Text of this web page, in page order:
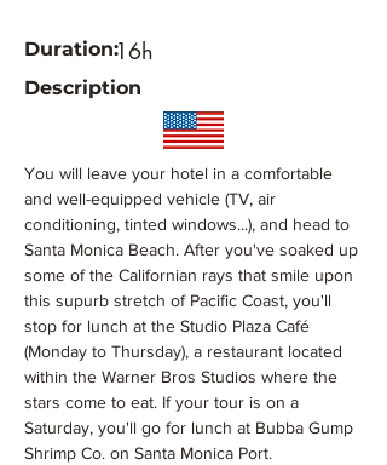
Duration:16h
Description
You will leave your hotel in a comfortable
and well-equipped vehicle (TV, air
conditioning, tinted windows...), and head to
Santa Monica Beach. After you've soaked up
some of the Californian rays that smile upon
this supurb stretch of Pacific Coast, you'll
stop for lunch at the Studio Plaza Café
(Monday to Thursday), a restaurant located
within the Warner Bros Studios where the
stars come to eat. If your tour is on a
Saturday, you'll go for lunch at Bubba Gump
Shrimp Co. on Santa Monica Port.